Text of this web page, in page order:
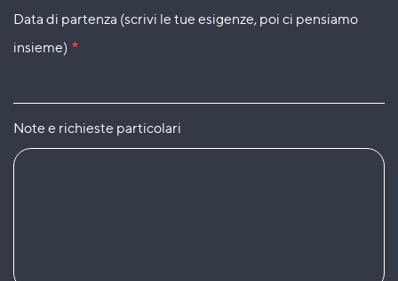
Data di partenza (scrivi le tue esigenze, poi ci pensiamo
insieme) *
Note e richieste particolari